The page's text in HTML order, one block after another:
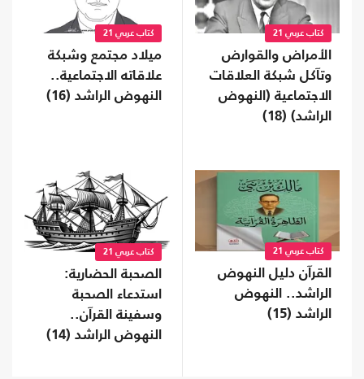
كتاب عربي 21
الأمراض والقوارض
وتآكل شبكة العلاقات
الاجتماعية (النهوض
الراشد) ‏(18)
كتاب عربي 21
ميلاد مجتمع وشبكة
علاقاته الاجتماعية..
النهوض الراشد (16)
كتاب عربي 21
القرآن دليل النهوض
الراشد.. النهوض
الراشد (15)
كتاب عربي 21
الصحبة الحضارية:
استدعاء الصحبة
وسفينة القرآن..
النهوض الراشد (14)